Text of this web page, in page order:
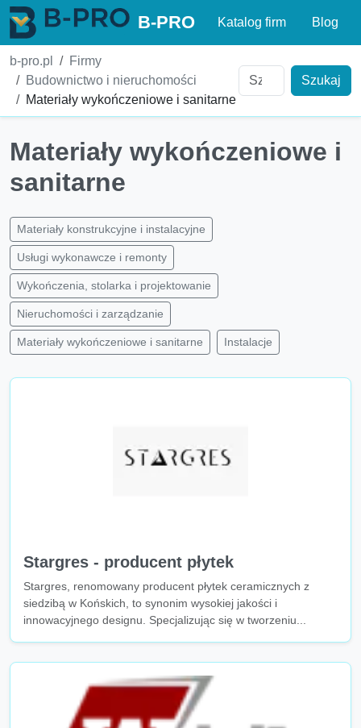
B-PRO Katalog firm Blog
b-pro.pl
Firmy
Budownictwo i nieruchomości
Materiały wykończeniowe i sanitarne
Szukaj
Materiały wykończeniowe i
sanitarne
Materiały konstrukcyjne i instalacyjne
Usługi wykonawcze i remonty
Wykończenia, stolarka i projektowanie
Nieruchomości i zarządzanie
Materiały wykończeniowe i sanitarne Instalacje
Stargres - producent płytek
Stargres, renomowany producent płytek ceramicznych z
siedzibą w Końskich, to synonim wysokiej jakości i
innowacyjnego designu. Specjalizując się w tworzeniu...